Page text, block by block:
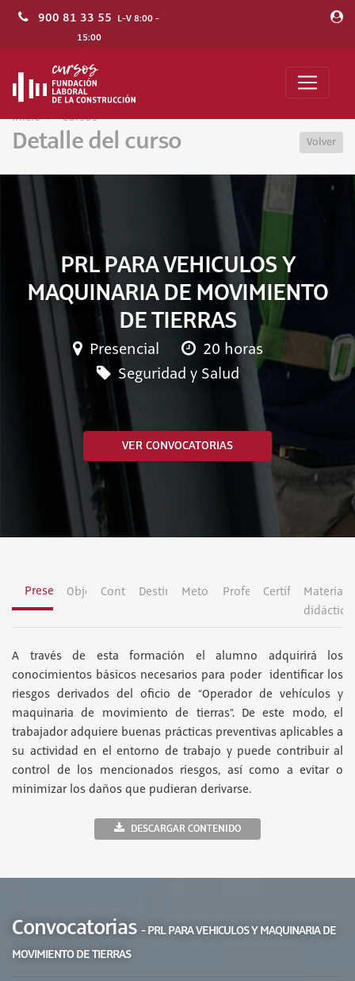
900 81 33 55 L-V 8:00 -
15:00
Inicio Cursos
Detalle del curso Volver
PRL PARA VEHICULOS Y
MAQUINARIA DE MOVIMIENTO
DE TIERRAS
Presencial
20 horas
Seguridad y Salud
VER CONVOCATORIAS
PresentaciónObjetivosContenidosDestinatariosMetodologíaProfesoradoCertificación
Material
didáctico
A través de esta formación el alumno adquirirá los
conocimientos básicos necesarios para poder identificar los
riesgos derivados del oficio de “Operador de vehículos y
maquinaria de movimiento de tierras”. De este modo, el
trabajador adquiere buenas prácticas preventivas aplicables a
su actividad en el entorno de trabajo y puede contribuir al
control de los mencionados riesgos, así como a evitar o
minimizar los daños que pudieran derivarse.
DESCARGAR CONTENIDO
Convocatorias - PRL PARA VEHICULOS Y MAQUINARIA DE
MOVIMIENTO DE TIERRAS